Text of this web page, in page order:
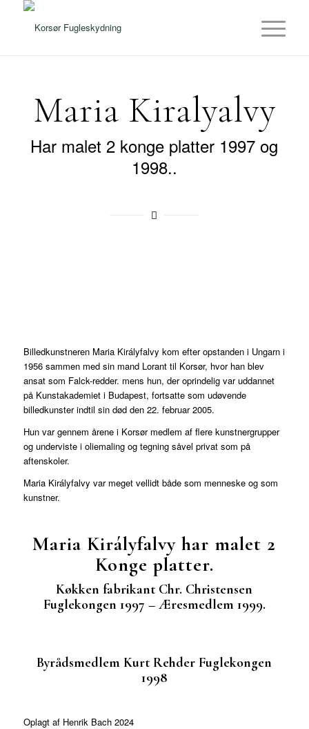
Maria Kiralyalvy
Har malet 2 konge platter 1997 og
1998..
Billedkunstneren Maria Királyfalvy kom efter opstanden i Ungarn i
1956 sammen med sin mand Lorant til Korsør, hvor han blev
ansat som Falck-redder. mens hun, der oprindelig var uddannet
på Kunstakademiet i Budapest, fortsatte som udøvende
billedkunster indtil sin død den 22. februar 2005.
Hun var gennem årene i Korsør medlem af flere kunstnergrupper
og underviste i oliemaling og tegning såvel privat som på
aftenskoler.
Maria Királyfalvy var meget vellidt både som menneske og som
kunstner.
Maria Királyfalvy har malet 2
Konge platter.
Køkken fabrikant Chr. Christensen
Fuglekongen 1997 – Æresmedlem 1999.
Byrådsmedlem Kurt Rehder Fuglekongen
1998
Oplagt af Henrik Bach 2024